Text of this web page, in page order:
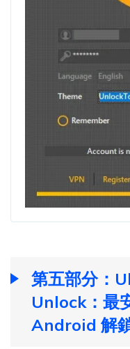
第五部分：
Unlock：最
Android 解